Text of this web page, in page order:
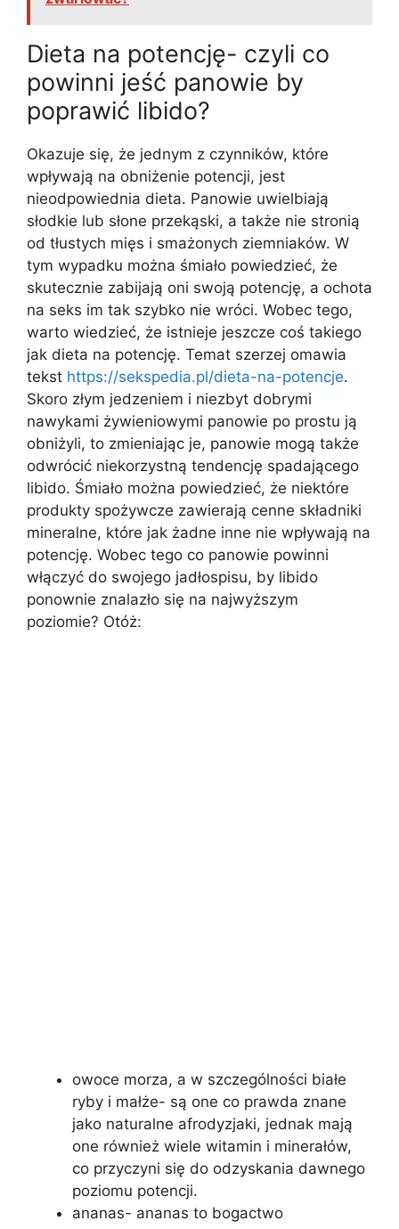
Dieta na potencję- czyli co
powinni jeść panowie by
poprawić libido?
Okazuje się, że jednym z czynników, które
wpływają na obniżenie potencji, jest
nieodpowiednia dieta. Panowie uwielbiają
słodkie lub słone przekąski, a także nie stronią
od tłustych mięs i smażonych ziemniaków. W
tym wypadku można śmiało powiedzieć, że
skutecznie zabijają oni swoją potencję, a ochota
na seks im tak szybko nie wróci. Wobec tego,
warto wiedzieć, że istnieje jeszcze coś takiego
jak dieta na potencję. Temat szerzej omawia
tekst https://sekspedia.pl/dieta-na-potencje.
Skoro złym jedzeniem i niezbyt dobrymi
nawykami żywieniowymi panowie po prostu ją
obniżyli, to zmieniając je, panowie mogą także
odwrócić niekorzystną tendencję spadającego
libido. Śmiało można powiedzieć, że niektóre
produkty spożywcze zawierają cenne składniki
mineralne, które jak żadne inne nie wpływają na
potencję. Wobec tego co panowie powinni
włączyć do swojego jadłospisu, by libido
ponownie znalazło się na najwyższym
poziomie? Otóż:
owoce morza, a w szczególności białe
ryby i małże- są one co prawda znane
jako naturalne afrodyzjaki, jednak mają
one również wiele witamin i minerałów,
co przyczyni się do odzyskania dawnego
poziomu potencji.
ananas- ananas to bogactwo